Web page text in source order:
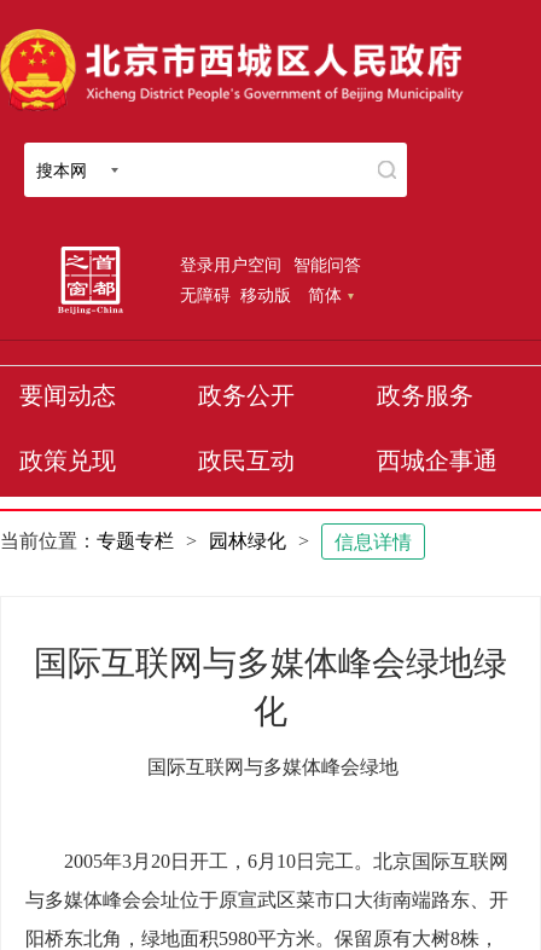
搜本网
登录用户空间 智能问答
无障碍 移动版 简体
要闻动态 政务公开 政务服务
政策兑现 政民互动 西城企事通
当前位置： 专题专栏 > 园林绿化 > 信息详情
国际互联网与多媒体峰会绿地绿
化
国际互联网与多媒体峰会绿地
2005年3月20日开工，6月10日完工。北京国际互联网
与多媒体峰会会址位于原宣武区菜市口大街南端路东、开
阳桥东北角，绿地面积5980平方米。保留原有大树8株，